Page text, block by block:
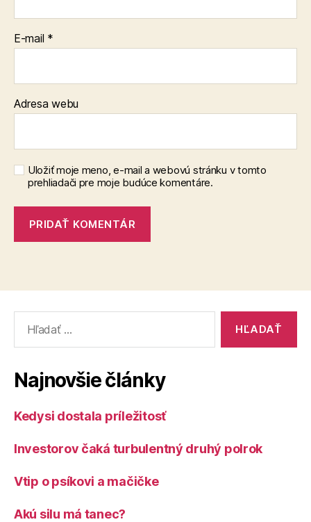
E-mail *
Adresa webu
Uložiť moje meno, e-mail a webovú stránku v tomto
prehliadači pre moje budúce komentáre.
Najnovšie články
Kedysi dostala príležitosť
Investorov čaká turbulentný druhý polrok
Vtip o psíkovi a mačičke
Akú silu má tanec?